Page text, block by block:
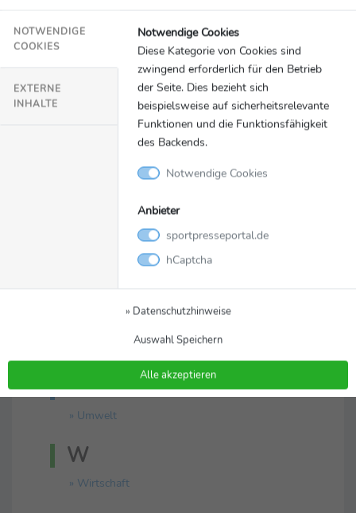
Alle Themen
» Nachhaltigkeit
» Sponsoring
U
» Umwelt
W
» Wirtschaft
NOTWENDIGE
COOKIES
EXTERNE
INHALTE
Notwendige Cookies
Diese Kategorie von Cookies sind
zwingend erforderlich für den Betrieb
der Seite. Dies bezieht sich
beispielsweise auf sicherheitsrelevante
Funktionen und die Funktionsfähigkeit
des Backends.
Notwendige Cookies
Anbieter
sportpresseportal.de
hCaptcha
» Datenschutzhinweise
Auswahl Speichern
Alle akzeptieren